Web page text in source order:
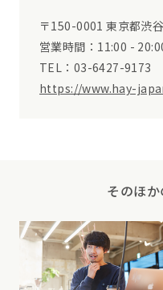
〒150-0001 東京都渋
営業時間：11:00 -
TEL：03-6427-9173
https://www.hay-
そのほ